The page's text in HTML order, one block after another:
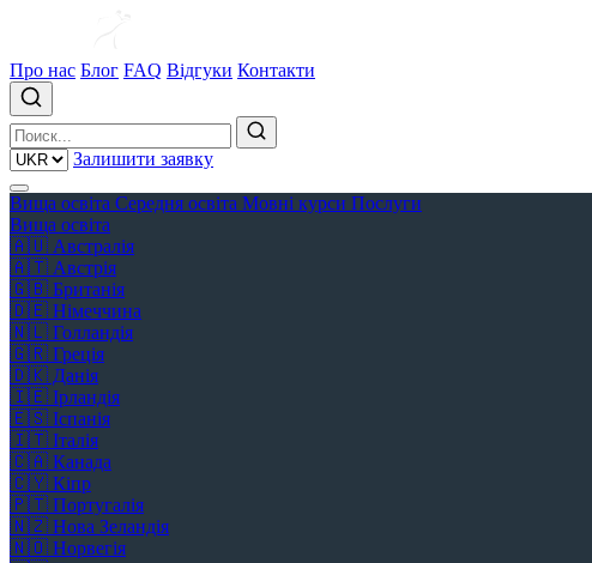
Про нас Блог FAQ Відгуки Контакти
Залишити заявку
Вища освіта Середня освіта Мовні курси Послуги
Вища освіта
🇦🇺 Австралія
🇦🇹 Австрія
🇬🇧 Британія
🇩🇪 Німеччина
🇳🇱 Голландія
🇬🇷 Греція
🇩🇰 Данія
🇮🇪 Ірландія
🇪🇸 Іспанія
🇮🇹 Італія
🇨🇦 Канада
🇨🇾 Кіпр
🇵🇹 Португалія
🇳🇿 Нова Зеландія
🇳🇴 Норвегія